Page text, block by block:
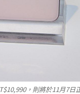
，則將於11月7